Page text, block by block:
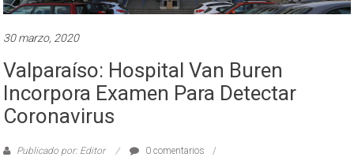
30 marzo, 2020
Valparaíso: Hospital Van Buren
Incorpora Examen Para Detectar
Coronavirus
Publicado por: Editor
0 comentarios